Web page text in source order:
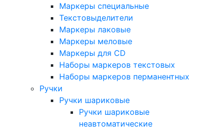
Маркеры специальные
Текстовыделители
Маркеры лаковые
Маркеры меловые
Маркеры для CD
Наборы маркеров текстовых
Наборы маркеров перманентных
Ручки
Ручки шариковые
Ручки шариковые
неавтоматические